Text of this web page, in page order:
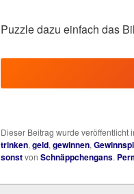
Puzzle dazu einfach das
Dieser Beitrag wurde veröffentlicht
trinken, geld, gewinnen,
sonstvon Schnäppchengans.